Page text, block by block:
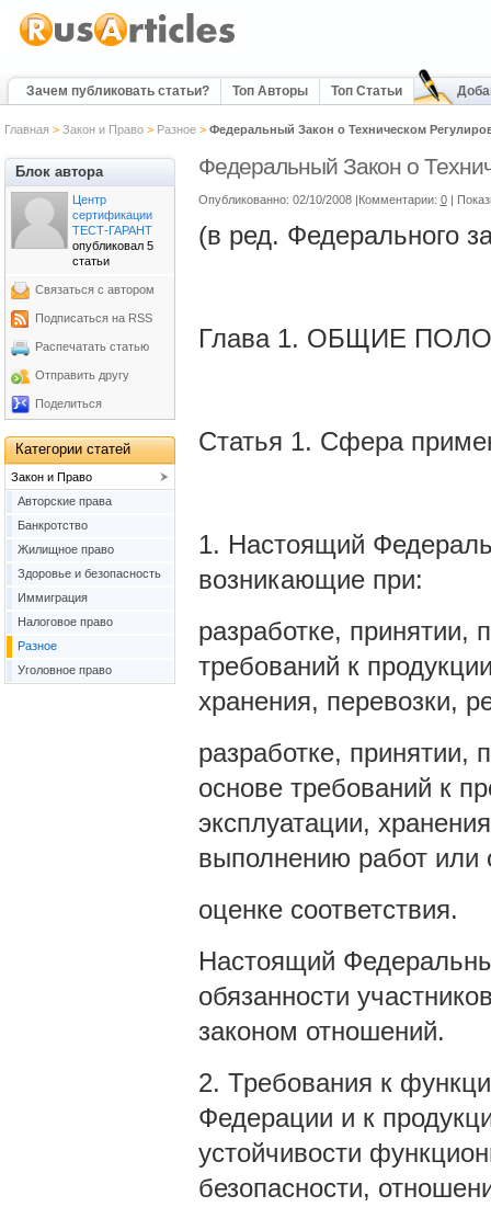
Зачем публиковать статьи? Топ Авторы Топ Статьи
Главная > Закон и Право> Разное> Федеральный Закон о Техническом
Федеральный Закон о
Опубликованно: 02/10/2008 |Комментарии: 0 |
(в ред. Федерального
Глава 1. ОБЩИЕ
Статья 1. Сфера
1. Настоящий
возникающие при:
разработке, принятии,
требований к
хранения, перевозки,
разработке, принятии,
основе требований к
эксплуатации,
выполнению работ или
оценке соответствия.
Настоящий
обязанности
законом отношений.
2. Требования к
Федерации и к
устойчивости
безопасности,
Блок автора
Центр
сертификации
ТЕСТ-ГАРАНТ
опубликовал 5
статьи
Связаться с автором
Подписаться на RSS
Распечатать статью
Отправить другу
Поделиться
Категории статей
Закон и Право
Авторские права
Банкротство
Жилищное право
Здоровье и безопасность
Иммиграция
Налоговое право
Разное
Уголовное право